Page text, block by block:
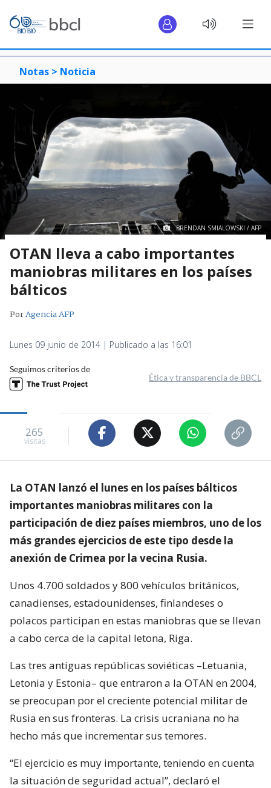
Notas > Noticia
BRENDAN SMIALOWSKI / AFP
OTAN lleva a cabo importantes
maniobras militares en los países
bálticos
PorAgencia AFP
Lunes 09 junio de 2014 | Publicado a las 16:01
Seguimos criterios de
Ética y transparencia de BBCL
265
visitas
La OTAN lanzó el lunes en los países bálticos
importantes maniobras militares con la
participación de diez países miembros, uno de los
más grandes ejercicios de este tipo desde la
anexión de Crimea por la vecina Rusia.
Unos 4.700 soldados y 800 vehículos británicos,
canadienses, estadounidenses, finlandeses o
polacos participan en estas maniobras que se llevan
a cabo cerca de la capital letona, Riga.
Las tres antiguas repúblicas soviéticas –Letuania,
Letonia y Estonia– que entraron a la OTAN en 2004,
se preocupan por el creciente potencial militar de
Rusia en sus fronteras. La crisis ucraniana no ha
hecho más que incrementar sus temores.
“El ejercicio es muy importante, teniendo en cuenta
la situación de seguridad actual”, declaró el